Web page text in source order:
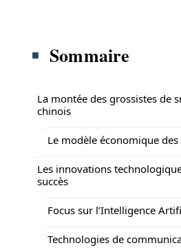
Sommaire
La montée des grossistes de
chinois
Le modèle économique
Les innovations
succès
Focus sur l’Intelligence
Technologies de